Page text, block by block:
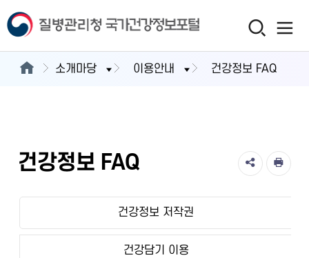
소개마당 이용안내 건강정보 FAQ
건강정보 FAQ
건강정보 저작권
건강담기 이용